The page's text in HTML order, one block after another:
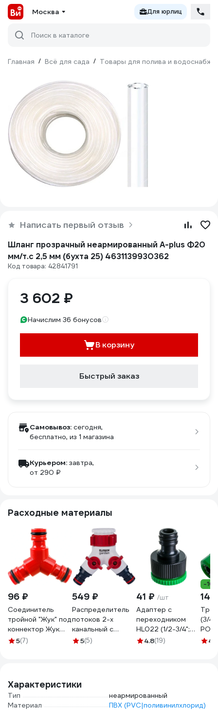
Москва Для юрлиц
Поиск в каталоге
Главная / Всё для сада / Товары для полива и
Написать первый отзыв
Шланг прозрачный неармированный A-plus Ф20
мм/т.с 2,5 мм (бухта 25) 4631139930362
Код товара: 42841791
3 602 ₽
Начислим 36 бонусов
В корзину
Быстрый заказ
Самовывоз: сегодня,
бесплатно, из 1 магазина
Курьером: завтра,
от 290 ₽
Расходные материалы
96 ₽
Соединитель
тройной "Жук" под
коннектор Жук
4630035330856
5(7)
549 ₽
Распределитель
потоков 2-х
канальный с
переходником для
5(5)
41 ₽ /шт
Адаптер с
переходником
HL022 (1/2-3/4";
внутренняя
4.8(19)
-
(3/
4.9
Характеристики
Тип
неармированный
Материал
ПВХ (PVC|поливинилхлорид)